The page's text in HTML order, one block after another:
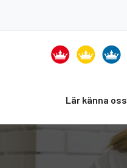
Lär känna oss